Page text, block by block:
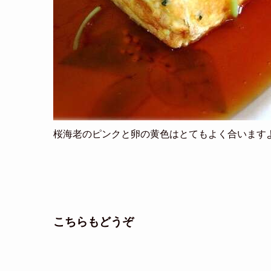
桜海老のピンクと卵の黄色はとてもよく合います
こちらもどうぞ